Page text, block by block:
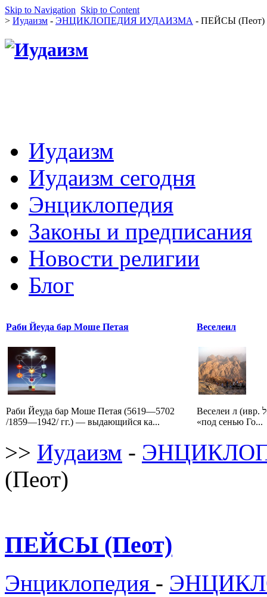
Skip to Navigation Skip to Content
> Иудаизм - ЭНЦИКЛОПЕДИЯ ИУДАИЗМА - ПЕЙСЫ (Пеот)
Иудаизм
Иудаизм сегодня
Энциклопедия
Законы и предписания
Новости религии
Блог
Раби Йеуда бар Моше Петая
Раби Йеуда бар Моше Петая (5619—5702
/1859—1942/ гг.) — выдающийся ка...
Веселеил
Веселеи л (ивр. בְּצַלְאֵל‎, Бецале ль — букв.
«под сенью Го...
>> Иудаизм -
(Пеот)
ПЕЙСЫ (Пеот)
Энциклопедия -